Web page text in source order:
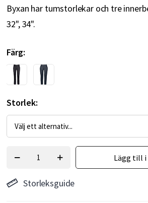
Byxan har tumstorlekar och tre
32", 34".
Färg
Storlek
Lägg till i
Storleksguide